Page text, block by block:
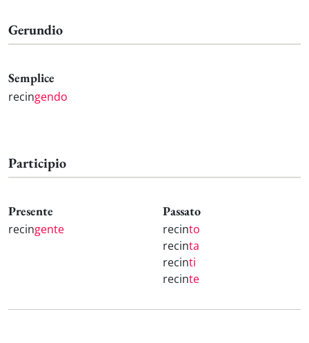
Gerundio
Semplice
recingendo
Participio
Presente
recingente
Passato
recinto
recinta
recinti
recinte